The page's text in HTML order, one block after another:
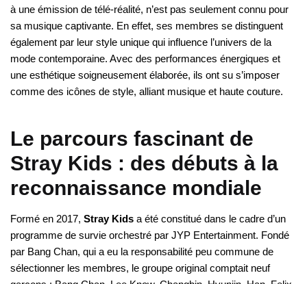
à une émission de télé-réalité, n’est pas seulement connu pour
sa musique captivante. En effet, ses membres se distinguent
également par leur style unique qui influence l’univers de la
mode contemporaine. Avec des performances énergiques et
une esthétique soigneusement élaborée, ils ont su s’imposer
comme des icônes de style, alliant musique et haute couture.
Le parcours fascinant de
Stray Kids : des débuts à la
reconnaissance mondiale
Formé en 2017, Stray Kids a été constitué dans le cadre d’un
programme de survie orchestré par JYP Entertainment. Fondé
par Bang Chan, qui a eu la responsabilité peu commune de
sélectionner les membres, le groupe original comptait neuf